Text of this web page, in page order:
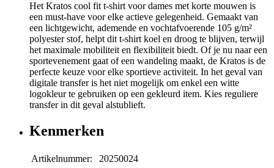
Het Kratos cool fit t-shirt voor dames met korte mouwen is
een must-have voor elke actieve gelegenheid. Gemaakt van
een lichtgewicht, ademende en vochtafvoerende 105 g/m²
polyester stof, helpt dit t-shirt koel en droog te blijven, terwijl
het maximale mobiliteit en flexibiliteit biedt. Of je nu naar een
sportevenement gaat of een wandeling maakt, de Kratos is de
perfecte keuze voor elke sportieve activiteit. In het geval van
digitale transfer is het niet mogelijk om enkel een witte
logokleur te gebruiken op een gekleurd item. Kies reguliere
transfer in dit geval alstublieft.
Kenmerken
Artikelnummer:
20250024